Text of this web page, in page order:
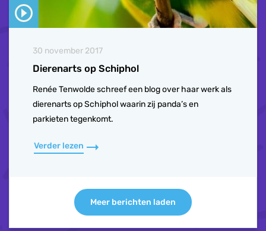
30 november 2017
Dierenarts op Schiphol
Renée Tenwolde schreef een blog over haar werk als
dierenarts op Schiphol waarin zij panda’s en
parkieten tegenkomt.
Verder lezen
Meer berichten laden